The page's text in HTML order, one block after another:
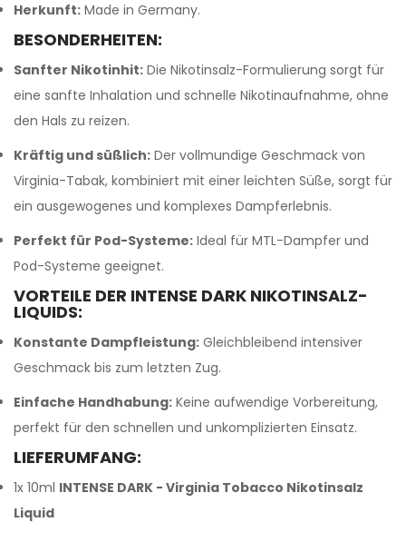
Herkunft: Made in Germany.
BESONDERHEITEN:
Sanfter Nikotinhit: Die Nikotinsalz-Formulierung sorgt für
eine sanfte Inhalation und schnelle Nikotinaufnahme, ohne
den Hals zu reizen.
Kräftig und süßlich: Der vollmundige Geschmack von
Virginia-Tabak, kombiniert mit einer leichten Süße, sorgt für
ein ausgewogenes und komplexes Dampferlebnis.
Perfekt für Pod-Systeme: Ideal für MTL-Dampfer und
Pod-Systeme geeignet.
VORTEILE DER INTENSE DARK NIKOTINSALZ-
LIQUIDS:
Konstante Dampfleistung: Gleichbleibend intensiver
Geschmack bis zum letzten Zug.
Einfache Handhabung: Keine aufwendige Vorbereitung,
perfekt für den schnellen und unkomplizierten Einsatz.
LIEFERUMFANG:
1x 10ml INTENSE DARK - Virginia Tobacco Nikotinsalz
Liquid